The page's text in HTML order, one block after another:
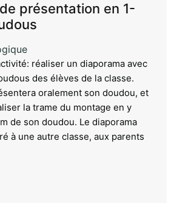
présentation en 1-
réaliser un diaporama avec
des élèves de la classe.
oralement son doudou, et
la trame du montage en y
de son doudou. Le diaporama
à une autre classe, aux parents